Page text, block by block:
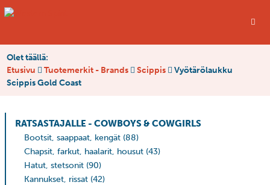
Olet täällä:
Etusivu
Tuotemerkit - Brands Scippis
Vyötärölaukku
Scippis Gold Coast
RATSASTAJALLE - COWBOYS & COWGIRLS
Bootsit, saappaat, kengät (88)
Chapsit, farkut, haalarit, housut (43)
Hatut, stetsonit (90)
Kannukset, rissat (42)